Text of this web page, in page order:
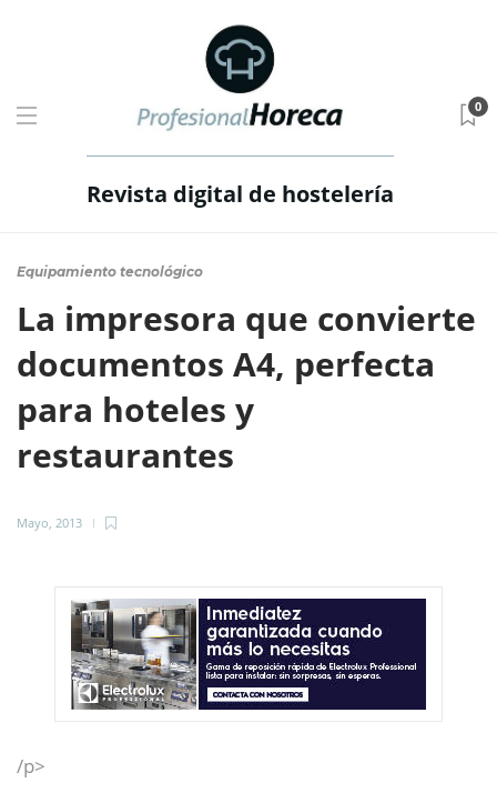
Revista digital de hostelería
0
Equipamiento tecnológico
La impresora que convierte
documentos A4, perfecta
para hoteles y
restaurantes
Mayo, 2013
/p>